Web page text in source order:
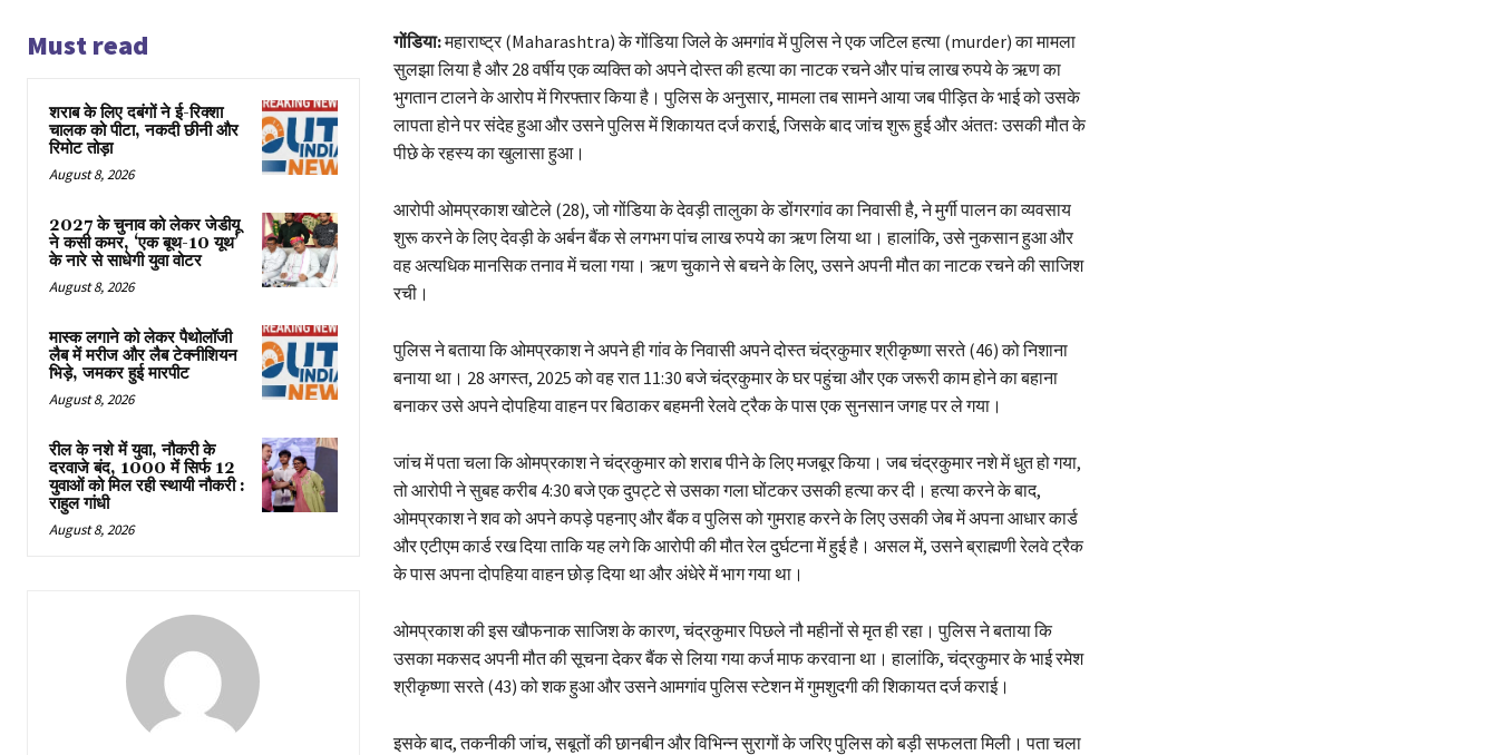
Must read
शराब के लिए दबंगों ने ई-रिक्शा
चालक को पीटा, नकदी छीनी और
रिमोट तोड़ा
August 8, 2026
2027 के चुनाव को लेकर जेडीयू
ने कसी कमर, ‘एक बूथ-10 यूथ’
के नारे से साधेगी युवा वोटर
August 8, 2026
मास्क लगाने को लेकर पैथोलॉजी
लैब में मरीज और लैब टेक्नीशियन
भिड़े, जमकर हुई मारपीट
August 8, 2026
रील के नशे में युवा, नौकरी के
दरवाजे बंद, 1000 में सिर्फ 12
युवाओं को मिल रही स्थायी नौकरी :
राहुल गांधी
August 8, 2026
गोंडिया:महाराष्ट्र (Maharashtra) के गोंडिया जिले के अमगांव में पुलिस ने एक जटिल हत्या (murder) का मामला
सुलझा लिया है और 28 वर्षीय एक व्यक्ति को अपने दोस्त की हत्या का नाटक रचने और पांच लाख रुपये के ऋण का
भुगतान टालने के आरोप में गिरफ्तार किया है। पुलिस के अनुसार, मामला तब सामने आया जब पीड़ित के भाई को उसके
लापता होने पर संदेह हुआ और उसने पुलिस में शिकायत दर्ज कराई, जिसके बाद जांच शुरू हुई और अंततः उसकी मौत के
पीछे के रहस्य का खुलासा हुआ।
आरोपी ओमप्रकाश खोटेले (28), जो गोंडिया के देवड़ी तालुका के डोंगरगांव का निवासी है, ने मुर्गी पालन का व्यवसाय
शुरू करने के लिए देवड़ी के अर्बन बैंक से लगभग पांच लाख रुपये का ऋण लिया था। हालांकि, उसे नुकसान हुआ और
वह अत्यधिक मानसिक तनाव में चला गया। ऋण चुकाने से बचने के लिए, उसने अपनी मौत का नाटक रचने की साजिश
रची।
पुलिस ने बताया कि ओमप्रकाश ने अपने ही गांव के निवासी अपने दोस्त चंद्रकुमार श्रीकृष्णा सरते (46) को निशाना
बनाया था। 28 अगस्त, 2025 को वह रात 11:30 बजे चंद्रकुमार के घर पहुंचा और एक जरूरी काम होने का बहाना
बनाकर उसे अपने दोपहिया वाहन पर बिठाकर बहमनी रेलवे ट्रैक के पास एक सुनसान जगह पर ले गया।
जांच में पता चला कि ओमप्रकाश ने चंद्रकुमार को शराब पीने के लिए मजबूर किया। जब चंद्रकुमार नशे में धुत हो गया,
तो आरोपी ने सुबह करीब 4:30 बजे एक दुपट्टे से उसका गला घोंटकर उसकी हत्या कर दी। हत्या करने के बाद,
ओमप्रकाश ने शव को अपने कपड़े पहनाए और बैंक व पुलिस को गुमराह करने के लिए उसकी जेब में अपना आधार कार्ड
और एटीएम कार्ड रख दिया ताकि यह लगे कि आरोपी की मौत रेल दुर्घटना में हुई है। असल में, उसने ब्राह्मणी रेलवे ट्रैक
के पास अपना दोपहिया वाहन छोड़ दिया था और अंधेरे में भाग गया था।
ओमप्रकाश की इस खौफनाक साजिश के कारण, चंद्रकुमार पिछले नौ महीनों से मृत ही रहा। पुलिस ने बताया कि
उसका मकसद अपनी मौत की सूचना देकर बैंक से लिया गया कर्ज माफ करवाना था। हालांकि, चंद्रकुमार के भाई रमेश
श्रीकृष्णा सरते (43) को शक हुआ और उसने आमगांव पुलिस स्टेशन में गुमशुदगी की शिकायत दर्ज कराई।
इसके बाद, तकनीकी जांच, सबूतों की छानबीन और विभिन्न सुरागों के जरिए पुलिस को बड़ी सफलता मिली। पता चला